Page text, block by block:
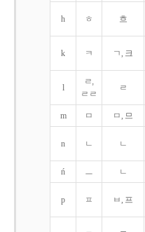
h ㅎ 흐
k ㅋ ㄱ, 크
l
ㄹ,
ㄹㄹ
ㄹ
m ㅁ ㅁ, 므
n ㄴ ㄴ
ń ㅡ ㄴ
p ㅍ ㅂ, 프